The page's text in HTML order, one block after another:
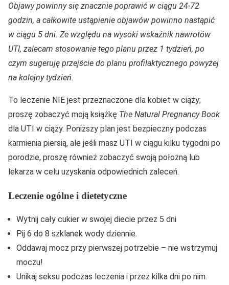
Objawy powinny się znacznie poprawić w ciągu 24-72
godzin, a całkowite ustąpienie objawów powinno nastąpić
w ciągu 5 dni. Ze względu na wysoki wskaźnik nawrotów
UTI, zalecam stosowanie tego planu przez 1 tydzień, po
czym sugeruję przejście do planu profilaktycznego powyżej
na kolejny tydzień.
To leczenie NIE jest przeznaczone dla kobiet w ciąży;
proszę zobaczyć moją książkę The Natural Pregnancy Book
dla UTI w ciąży. Poniższy plan jest bezpieczny podczas
karmienia piersią, ale jeśli masz UTI w ciągu kilku tygodni po
porodzie, proszę również zobaczyć swoją położną lub
lekarza w celu uzyskania odpowiednich zaleceń.
Leczenie ogólne i dietetyczne
Wytnij cały cukier w swojej diecie przez 5 dni
Pij 6 do 8 szklanek wody dziennie.
Oddawaj mocz przy pierwszej potrzebie – nie wstrzymuj
moczu!
Unikaj seksu podczas leczenia i przez kilka dni po nim.